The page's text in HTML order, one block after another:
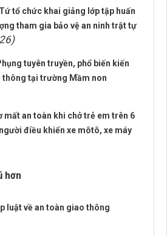
tổ chức khai giảng lớp tập huấn
tham gia bảo vệ an ninh trật tự
tuyên truyền, phổ biến kiến
thông tại trường Mầm non
mất an toàn khi chở trẻ em trên 6
điều khiển xe môtô, xe máy
hơn
luật về an toàn giao thông